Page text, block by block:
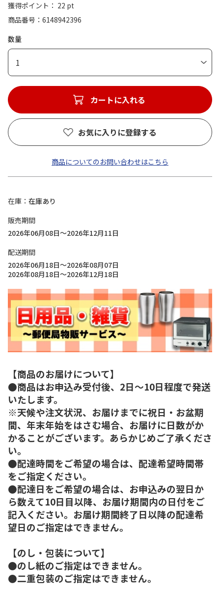
獲得ポイント： 22 pt
商品番号
6148942396
数量
1
カートに入れる
お気に入りに登録する
商品についてのお問い合わせはこちら
在庫
在庫あり
販売期間
2026年06月08日～2026年12月11日
配送期間
2026年06月18日～2026年08月07日
2026年08月18日～2026年12月18日
【商品のお届けについて】
●商品はお申込み受付後、2日～10日程度で発送
いたします。
※天候や注文状況、お届けまでに祝日・お盆期
間、年末年始をはさむ場合、お届けに日数がか
かることがございます。あらかじめご了承くださ
い。
●配達時間をご希望の場合は、配達希望時間帯
をご指定ください。
●配達日をご希望の場合は、お申込みの翌日か
ら数えて10日目以降、お届け期間内の日付をご
記入ください。お届け期間終了日以降の配達希
望日のご指定はできません。
【のし・包装について】
●のし紙のご指定はできません。
●二重包装のご指定はできません。